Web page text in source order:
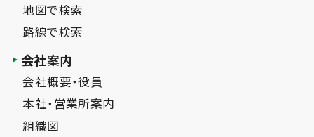
地図で検索
路線で検索
会社案内
会社概要・役員
本社・営業所案内
組織図